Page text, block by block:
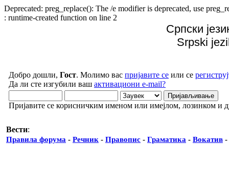
Deprecated: preg_replace(): The /e modifier is deprecated, use
: runtime-created function on line 2
Српски
Srpski
Добро дошли, Гост. Молимо вас пријавите се или се
Да ли сте изгубили ваш активациони e-mail?
Пријавите се корисничким именом или имејлом, лозинком и
Вести:
Правила форума - Речник - Правопис - Граматика - Вокатив -